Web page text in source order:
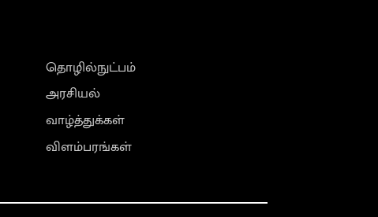
தொழில்நுட்பம்
அரசியல்
வாழ்த்துக்கள்
விளம்பரங்கள்